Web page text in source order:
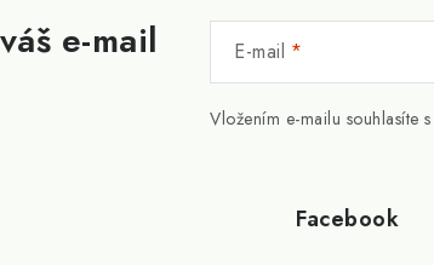
e-mail E-mail
Vložením e-mailu souhlasíte s
Facebook